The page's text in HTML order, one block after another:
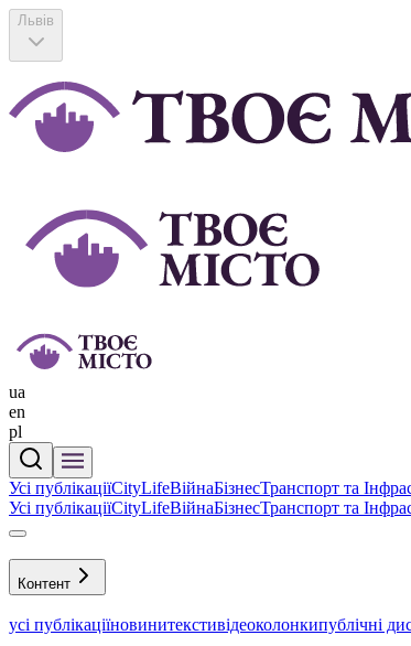
Львів
ua
en
pl
Усі публікаціїCityLifeВійнаБізнесТранспорт та
Усі публікаціїCityLifeВійнаБізнесТранспорт та
Контент
усі публікаціїновинитекстивідеоколонкипублічні